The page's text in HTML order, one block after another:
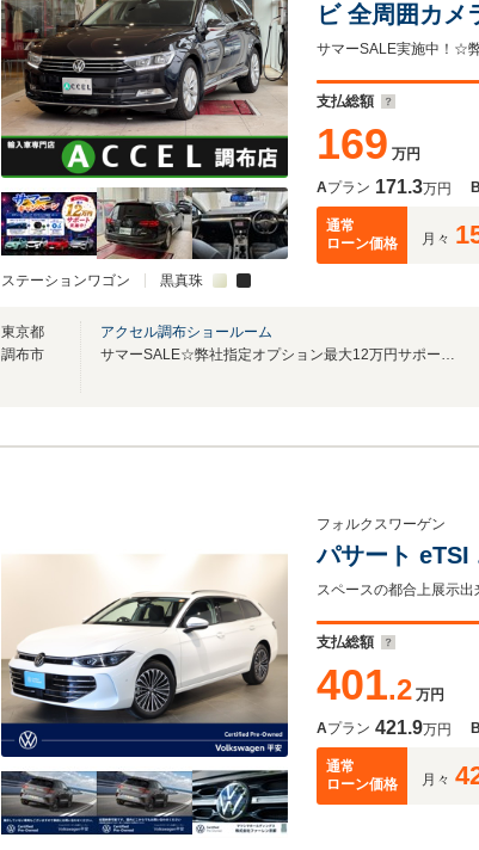
ステーションワゴン 黒真珠
ビ 全周囲カ
ワーバックド
支払総額
169 万円
Aプラン 171.3万円 B
通常
ローン価格
月々
東京都
調布市
アクセル調布ショールーム
サマーSALE☆弊社指定オプション最大12万円サポート実施中☆
フォルクスワーゲン
パサート eTSI
スペースの都合上展示
支払総額
401.2 万円
Aプラン 421.9万円 B
通常
ローン価格
月々